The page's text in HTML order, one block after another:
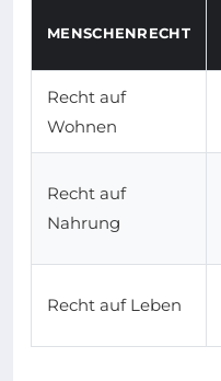
MENSCHENRECHT
Recht auf
Wohnen
Recht auf
Nahrung
Recht auf Leben